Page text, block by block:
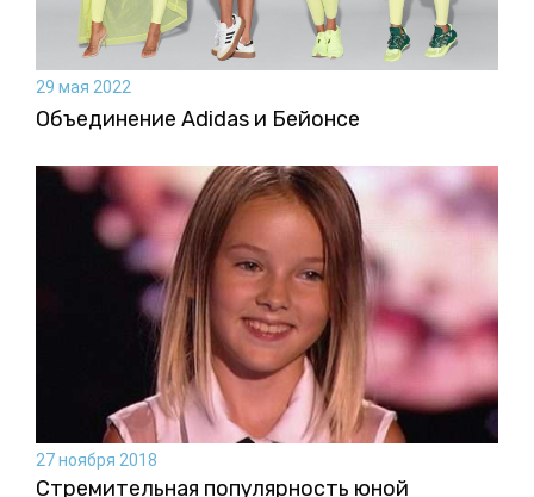
29 мая 2022
Объединение Adidas и Бейонсе
27 ноября 2018
Стремительная популярность юной